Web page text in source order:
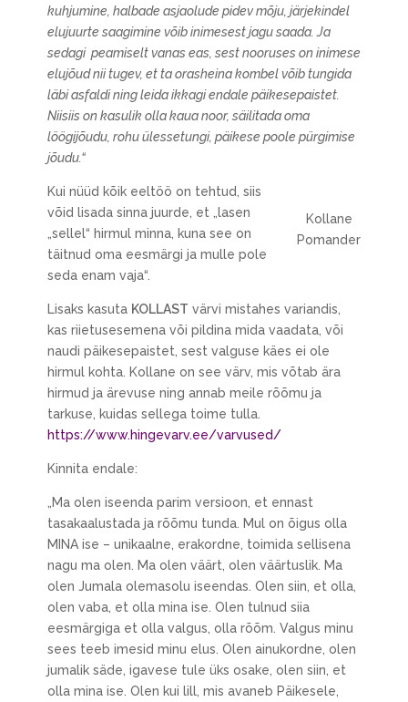
kuhjumine, halbade asjaolude pidev mõju, järjekindel
elujuurte saagimine võib inimesest jagu saada. Ja
sedagi peamiselt vanas eas, sest nooruses on inimese
elujõud nii tugev, et ta orasheina kombel võib tungida
läbi asfaldi ning leida ikkagi endale päikesepaistet.
Niisiis on kasulik olla kaua noor, säilitada oma
löögijõudu, rohu ülessetungi, päikese poole pürgimise
jõudu.“
Kollane
Pomander
Kui nüüd kõik eeltöö on tehtud, siis
võid lisada sinna juurde, et „lasen
„sellel“ hirmul minna, kuna see on
täitnud oma eesmärgi ja mulle pole
seda enam vaja“.
Lisaks kasuta KOLLAST värvi mistahes variandis,
kas riietusesemena või pildina mida vaadata, või
naudi päikesepaistet, sest valguse käes ei ole
hirmul kohta. Kollane on see värv, mis võtab ära
hirmud ja ärevuse ning annab meile rõõmu ja
tarkuse, kuidas sellega toime tulla.
https://www.hingevarv.ee/varvused/
Kinnita endale:
„Ma olen iseenda parim versioon, et ennast
tasakaalustada ja rõõmu tunda. Mul on õigus olla
MINA ise – unikaalne, erakordne, toimida sellisena
nagu ma olen. Ma olen väärt, olen väärtuslik. Ma
olen Jumala olemasolu iseendas. Olen siin, et olla,
olen vaba, et olla mina ise. Olen tulnud siia
eesmärgiga et olla valgus, olla rõõm. Valgus minu
sees teeb imesid minu elus. Olen ainukordne, olen
jumalik säde, igavese tule üks osake, olen siin, et
olla mina ise. Olen kui lill, mis avaneb Päikesele,